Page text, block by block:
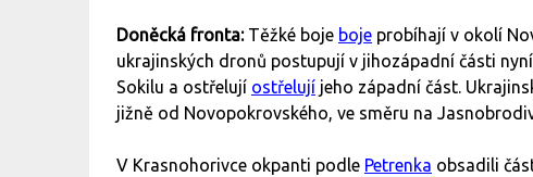
Doněcká fronta: Těžké boje boje probíhají v okolí
ukrajinských dronů postupují v jihozápadní části
Sokilu a ostřelují ostřelují jeho západní část.
jižně od Novopokrovského, ve směru na
V Krasnohorivce okpanti podle Petrenka obsadili